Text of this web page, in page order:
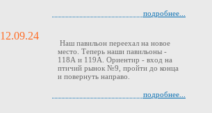
подробнее...
12.09.24
Наш павильон переехал на новое
место. Теперь наши павильоны -
118А и 119А. Ориентир - вход на
птичий рынок №9, пройти до конца
и повернуть направо.
подробнее...